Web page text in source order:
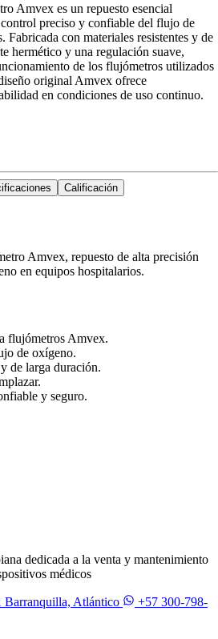
Amvex es un repuesto esencial
preciso y confiable del flujo de
Fabricada con materiales resistentes y de
hermético y una regulación suave,
de los flujómetros utilizados
original Amvex ofrece
en condiciones de uso continuo.
Calificación
Amvex, repuesto de alta precisión
en equipos hospitalarios.
flujómetros Amvex.
de oxígeno.
de larga duración.
y seguro.
dedicada a la venta y mantenimiento
médicos
Barranquilla, Atlántico
+57 300-798-